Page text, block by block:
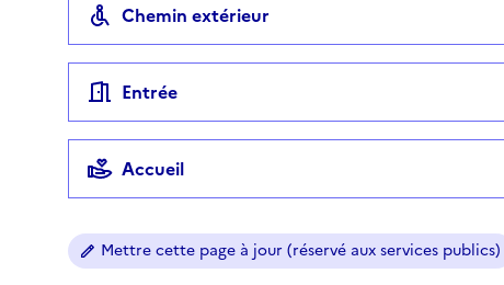
Chemin extérieur
Entrée
Accueil
Mettre cette page à jour (réservé aux services publics)